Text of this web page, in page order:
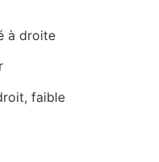
à droite
faible